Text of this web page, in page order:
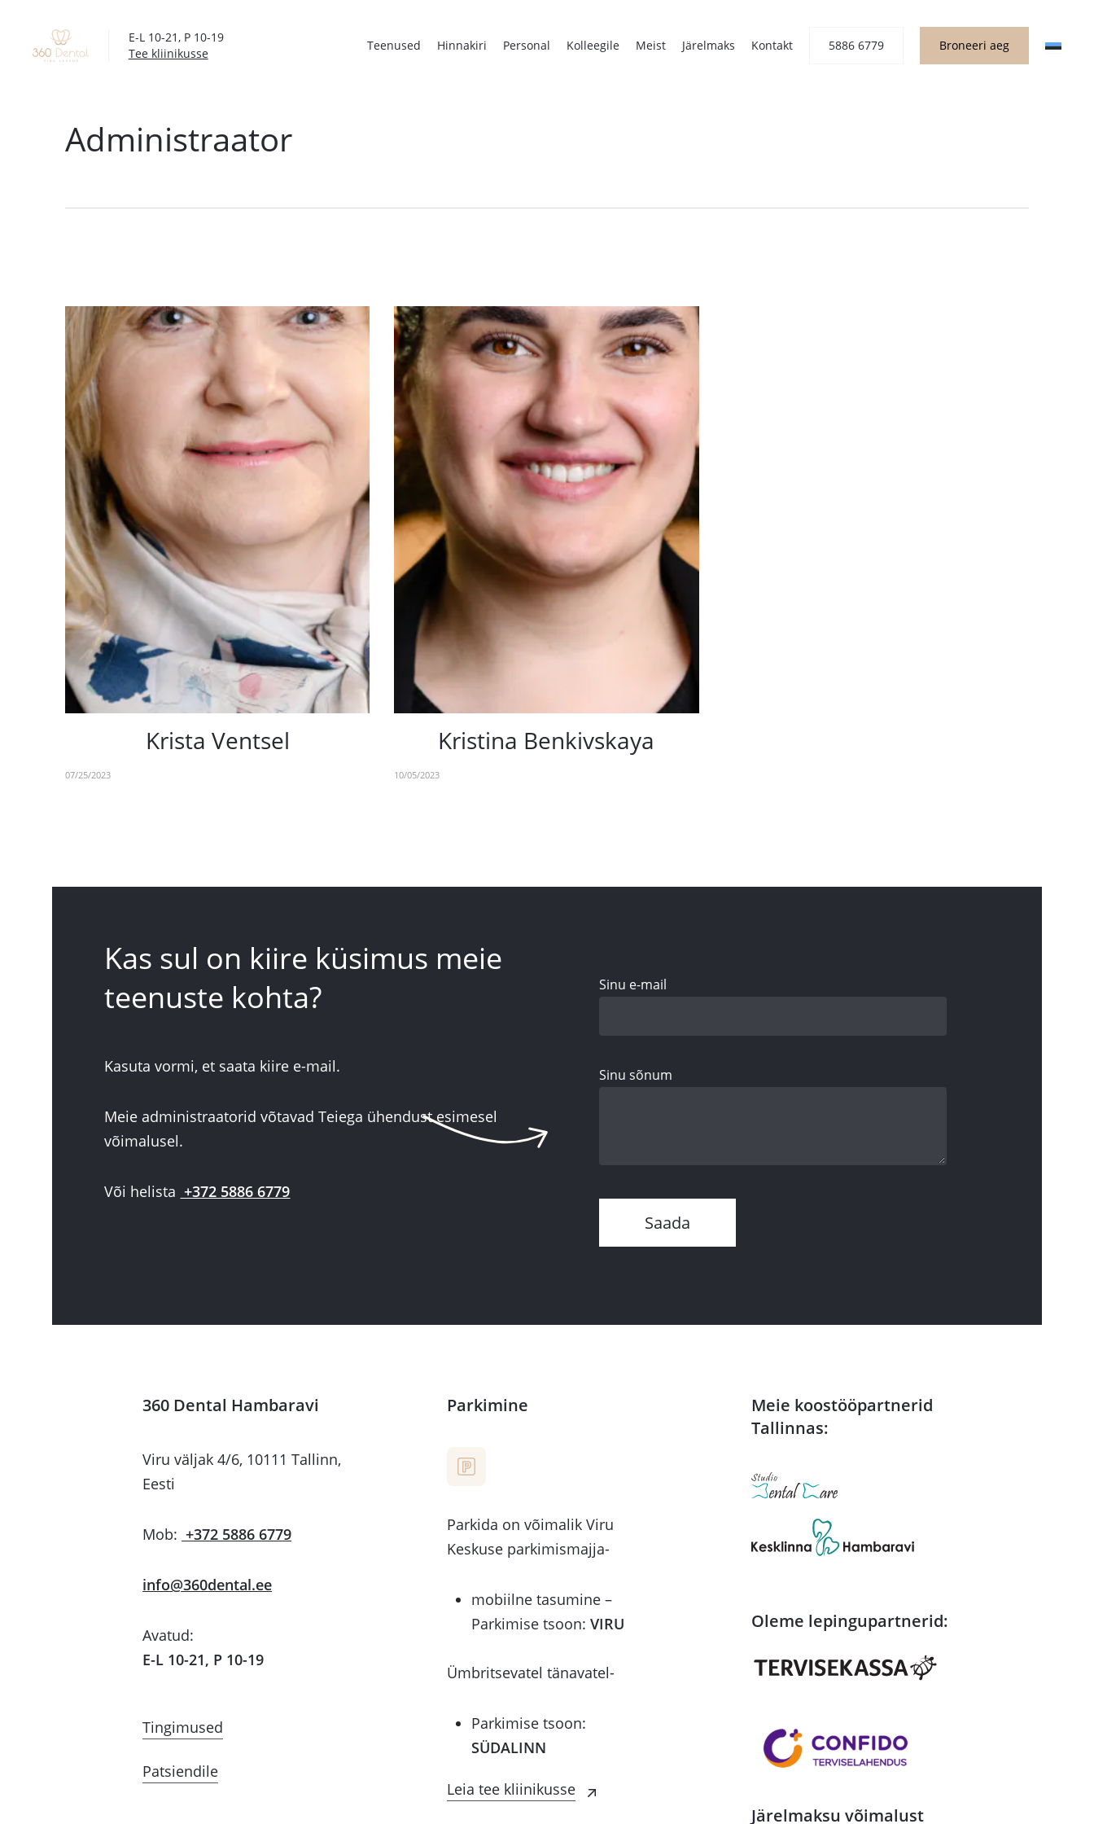
E-L 10-21, P 10-19
Tee kliinikusse
Teenused Hinnakiri Personal Kolleegile Meist Järelmaks Kontakt 5886 6779 Broneeri aeg
Administraator
Krista Ventsel
07/25/2023
Kristina Benkivskaya
10/05/2023
Kas sul on kiire küsimus meie
teenuste kohta?
Kasuta vormi, et saata kiire e-mail.
Meie administraatorid võtavad Teiega ühendust esimesel
võimalusel.
Või helista +372 5886 6779
Sinu e-mail
Sinu sõnum
360 Dental Hambaravi
Viru väljak 4/6, 10111 Tallinn,
Eesti
Mob: +372 5886 6779
info@360dental.ee
Avatud:
E-L 10-21, P 10-19
Tingimused
Patsiendile
Parkimine
Parkida on võimalik Viru
Keskuse parkimismajja-
mobiilne tasumine –
Parkimise tsoon: VIRU
Ümbritsevatel tänavatel-
Parkimise tsoon:
SÜDALINN
Leia tee kliinikusse
Meie koostööpartnerid
Tallinnas:
Oleme lepingupartnerid:
Järelmaksu võimalust